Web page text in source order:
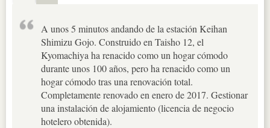
A unos 5 minutos andando de la estación Keihan
Shimizu Gojo. Construido en Taisho 12, el
Kyomachiya ha renacido como un hogar cómodo
durante unos 100 años, pero ha renacido como un
hogar cómodo tras una renovación total.
Completamente renovado en enero de 2017. Gestionar
una instalación de alojamiento (licencia de negocio
hotelero obtenida).